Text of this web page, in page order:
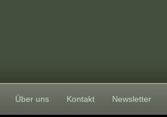
Über uns Kontakt Newsletter